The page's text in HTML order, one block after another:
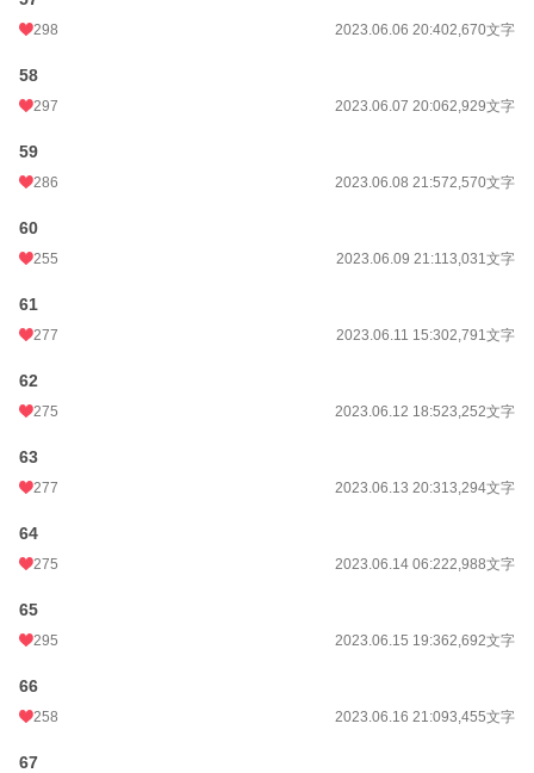
298 2023.06.06 20:402,670文字
58
297 2023.06.07 20:062,929文字
59
286 2023.06.08 21:572,570文字
60
255 2023.06.09 21:113,031文字
61
277 2023.06.11 15:302,791文字
62
275 2023.06.12 18:523,252文字
63
277 2023.06.13 20:313,294文字
64
275 2023.06.14 06:222,988文字
65
295 2023.06.15 19:362,692文字
66
258 2023.06.16 21:093,455文字
67